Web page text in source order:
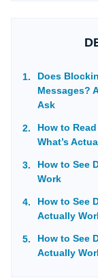
Does
Messages?
Ask
How to
What’s
How to See
Work
How to See
Actually
How to See
Actually